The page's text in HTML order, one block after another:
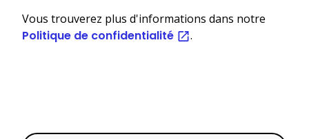
Vous trouverez plus d'informations dans notre
Politique de confidentialité .